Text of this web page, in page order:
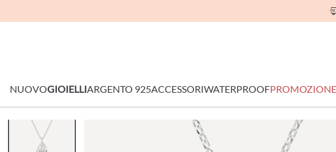
NUOVOGIOIELLIARGENTO 925ACCESSORIWATERPROOFPROMOZIONE